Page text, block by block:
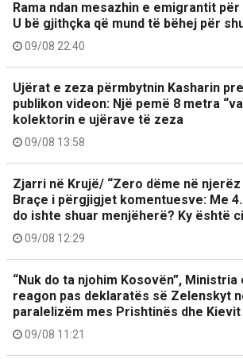
Rama ndan mesazhin e emigrantit
U bë gjithçka që mund të bëhej për
09/08 22:40
Ujërat e zeza përmbytnin Kasharin
publikon videon: Një pemë 8 metra
kolektorin e ujërave të zeza
09/08 13:58
Zjarri në Krujë/ “Zero dëme në njerëz
Braçe i përgjigjet komentuesve: Me
do ishte shuar menjëherë? Ky është
09/08 12:29
“Nuk do ta njohim Kosovën”, Ministria
reagon pas deklaratës së Zelenskyt
paralelizëm mes Prishtinës dhe Kievit
09/08 11:21